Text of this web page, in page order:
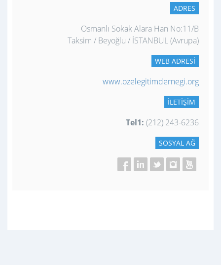
ADRES
Osmanlı Sokak Alara Han No:11/B
Taksim / Beyoğlu / İSTANBUL (Avrupa)
WEB ADRESI
www.ozelegitimdernegi.org
İLETIŞIM
Tel1: (212) 243-6236
SOSYAL AĞ